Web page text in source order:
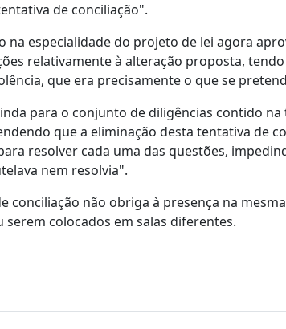
de conciliação".
especialidade do projeto de lei agora
relativamente à alteração proposta,
que era precisamente o que se
para o conjunto de diligências contido
que a eliminação desta tentativa de
resolver cada uma das questões,
nem resolvia".
não obriga à presença na
colocados em salas diferentes.